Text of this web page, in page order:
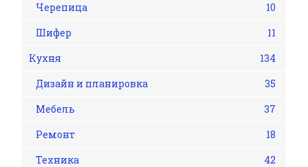
Черепица
10
Шифер
11
Кухня
134
Дизайн и планировка
35
Мебель
37
Ремонт
18
Техника
42